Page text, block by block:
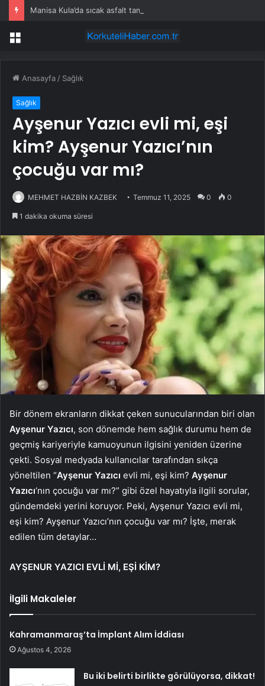
Manisa Kula’da sıcak asfalt tamamlandı
Menü
Anasayfa / Sağlık
Sağlık
Ayşenur Yazıcı evli mi, eşi
kim? Ayşenur Yazıcı’nın
çocuğu var mı?
MEHMET HAZBİN KAZBEK Temmuz 11, 2025 0 0
1 dakika okuma süresi
Bir dönem ekranların dikkat çeken sunucularından biri olan
Ayşenur Yazıcı, son dönemde hem sağlık durumu hem de
geçmiş kariyeriyle kamuoyunun ilgisini yeniden üzerine
çekti. Sosyal medyada kullanıcılar tarafından sıkça
yöneltilen “Ayşenur Yazıcı evli mi, eşi kim? Ayşenur
Yazıcı‘nın çocuğu var mı?” gibi özel hayatıyla ilgili sorular,
gündemdeki yerini koruyor. Peki, Ayşenur Yazıcı evli mi,
eşi kim? Ayşenur Yazıcı’nın çocuğu var mı? İşte, merak
edilen tüm detaylar…
AYŞENUR YAZICI EVLİ Mİ, EŞİ KİM?
İlgili Makaleler
Kahramanmaraş’ta İmplant Alım İddiası
Ağustos 4, 2026
Bu iki belirti birlikte görülüyorsa, dikkat!